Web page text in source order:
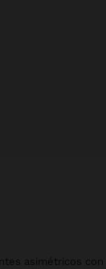
asimétricos